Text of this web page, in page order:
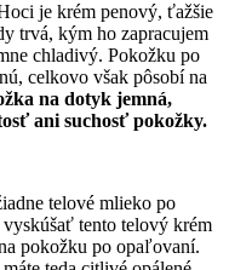
je krém penový, ťažšie
trvá, kým ho zapracujem
chladivý. Pokožku po
celkovo však pôsobí na
na dotyk jemná,
ani suchosťpokožky.
telové mlieko po
tento telový krém
pokožku po opaľovaní.